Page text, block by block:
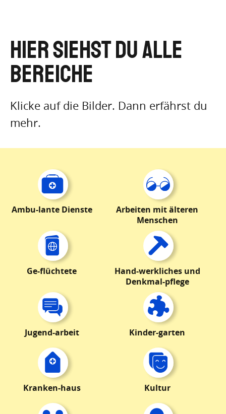
Hier siehst du alle
Bereiche
Klicke auf die Bilder. Dann erfährst du
mehr.
Ambu-lante Dienste
Arbeiten mit älteren
Menschen
Ge-flüchtete
Hand-werkliches und
Denkmal-pflege
Jugend-arbeit Kinder-garten
Kranken-haus Kultur